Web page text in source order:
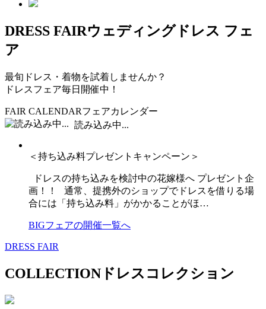
DRESS FAIRウェディングドレス フェ
ア
最旬ドレス・着物を試着しませんか？
ドレスフェア毎日開催中！
FAIR CALENDARフェアカレンダー
読み込み中...
BIG FAIRビッグフェア
＜持ち込み料プレゼントキャンペーン＞
ドレスの持ち込みを検討中の花嫁様へ プレゼント企
画！！ 通常、提携外のショップでドレスを借りる場
合には「持ち込み料」がかかることがほ…
BIGフェアの開催一覧へ
DRESS FAIR
COLLECTION ドレスコレクション